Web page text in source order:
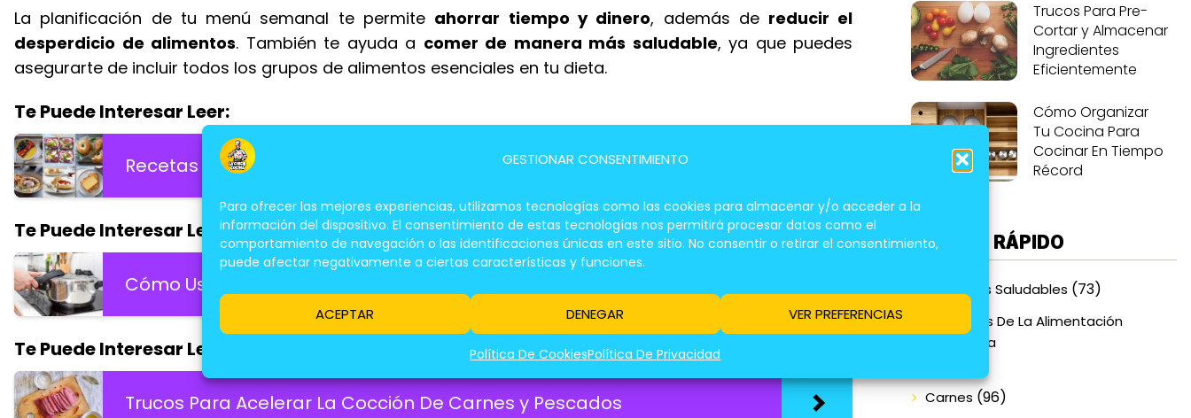
GESTIONAR CONSENTIMIENTO
Para ofrecer las mejores experiencias, utilizamos tecnologías como las cookies para almacenar y/o acceder a la
información del dispositivo. El consentimiento de estas tecnologías nos permitirá procesar datos como el
comportamiento de navegación o las identificaciones únicas en este sitio. No consentir o retirar el consentimiento,
puede afectar negativamente a ciertas características y funciones.
ACEPTAR DENEGAR VER PREFERENCIAS
Política De CookiesPolítica De Privacidad
La planificación de tu menú semanal te permite ahorrar tiempo y dinero, además de reducir el
desperdicio de alimentos. También te ayuda a comer de manera más saludable, ya que puedes
asegurarte de incluir todos los grupos de alimentos esenciales en tu dieta.
Te Puede Interesar Leer:
Recetas Express Para Desayunos Nutritivos En Minutos
Te Puede Interesar Leer:
Cómo Usar La Olla Rápida Para Cocinar En La Mitad Del Tiempo
Te Puede Interesar Leer:
Trucos Para Acelerar La Cocción De Carnes y Pescados
Trucos Para Pre-
Cortar y Almacenar
Ingredientes
Eficientemente
Cómo Organizar
Tu Cocina Para
Cocinar En Tiempo
Récord
ACCESO RÁPIDO
Alimentos Saludables (73)
Beneficios De La Alimentación
Equilibrada
Carnes (96)